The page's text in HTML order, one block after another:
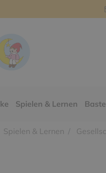
Spielen & Lernen
Spielen & Lernen